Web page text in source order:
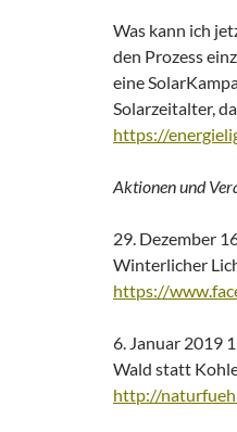
Was kann ich
den Prozess
eine
Solarzeitalter,
https://
Aktionen und
29. Dezember
Winterlicher
https://
6. Januar 2019
Wald statt
http://